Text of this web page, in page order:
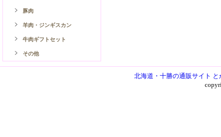
豚肉
羊肉・ジンギスカン
牛肉ギフトセット
その他
北海道・十勝の通販サイト と